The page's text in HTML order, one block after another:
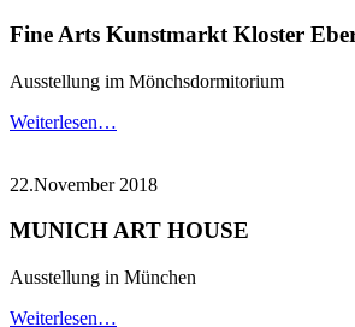
Fine Arts Kunstmarkt Kloster
Ausstellung im Mönchsdormitorium
Weiterlesen…
22.November 2018
MUNICH ART HOUSE
Ausstellung in München
Weiterlesen…